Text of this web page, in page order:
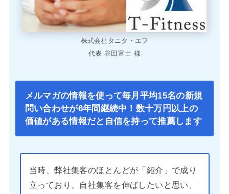
株式会社タニタ・エフ
代表 谷田富士 様
メルマガの情報を使って毎月平均15名の新規
問い合わせが6年間継続中！数十万円以上の
価値がある情報だと自信を持って推薦します
当時、弊社集客のほとんどが「紹介」で成り
立っており、自社集客を伸ばしたいと思い、